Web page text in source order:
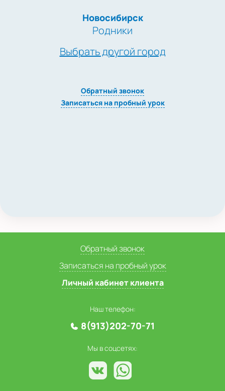
Новосибирск
Родники
Выбрать другой город
Обратный звонок
Записаться на пробный урок
Обратный звонок
Записаться на пробный урок
Личный кабинет клиента
Наш телефон:
8(913)202-70-71
Мы в соцсетях: